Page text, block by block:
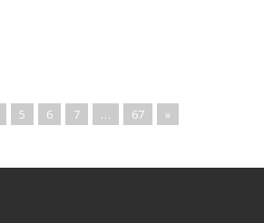
5 6 7 … 67 »